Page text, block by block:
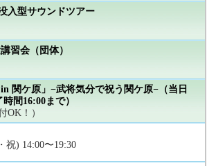
入型サウンドツアー
習会（団体）
関ケ原」−武将気分で祝う関ケ原−（当日
間16:00まで）
OK！）
祝) 14:00〜19:30